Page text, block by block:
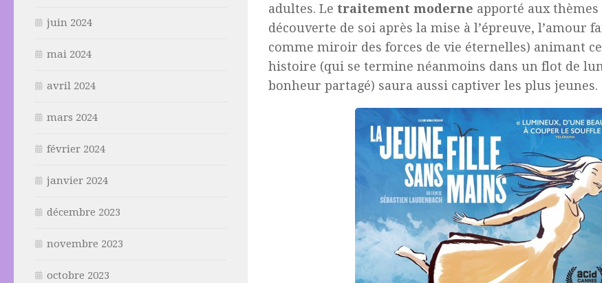
adultes. Le traitement moderne apporté aux
découverte de soi après la mise à l’épreuve, l’amour
comme miroir des forces de vie éternelles) animant
histoire (qui se termine néanmoins dans un flot de
bonheur partagé) saura aussi captiver les plus jeunes.
juin 2024
mai 2024
avril 2024
mars 2024
février 2024
janvier 2024
décembre 2023
novembre 2023
octobre 2023